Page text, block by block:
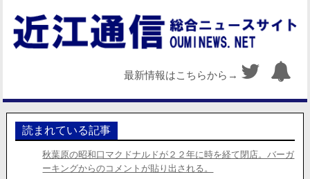
最新情報はこちらから→
読まれている記事
秋葉原の昭和口マクドナルドが２２年に時を経て閉店。バーガ
ーキングからのコメントが貼り出される。